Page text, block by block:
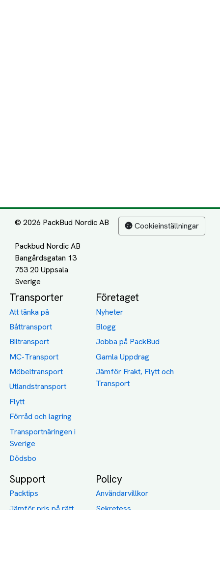
© 2026 PackBud Nordic AB
Packbud Nordic AB
Bangårdsgatan 13
753 20 Uppsala
Cookieinställningar
Transporter
Att tänka på
Båttransport
Biltransport
MC-Transport
Möbeltransport
Utlandstransport
Flytt
Förråd och lagring
Transportnäringen i
Sverige
Dödsbo
Företaget
Nyheter
Blogg
Jobba på PackBud
Gamla Uppdrag
Jämför Frakt, Flytt och
Transport
Support
Packtips
Jämför pris på rätt
Policy
Användarvillkor
Sekretess